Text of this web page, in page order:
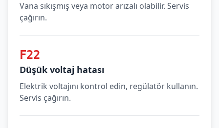
Vana sıkışmış veya motor arızalı olabilir. Servis
çağırın.
F22
Düşük voltaj hatası
Elektrik voltajını kontrol edin, regülatör kullanın.
Servis çağırın.